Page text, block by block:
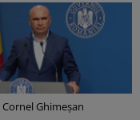
Cornel Ghimeșan